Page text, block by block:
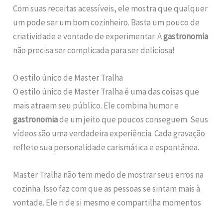
Com suas receitas acessíveis, ele mostra que qualquer
um pode ser um bom cozinheiro. Basta um pouco de
criatividade e vontade de experimentar. Agastronomia
não precisa ser complicada para ser deliciosa!
O estilo único de Master Tralha
O estilo único de Master Tralha é uma das coisas que
mais atraem seu público. Ele combina humor e
gastronomiade um jeito que poucos conseguem. Seus
vídeos são uma verdadeira experiência. Cada gravação
reflete sua personalidade carismática e espontânea.
Master Tralha não tem medo de mostrar seus erros na
cozinha. Isso faz com que as pessoas se sintam mais à
vontade. Ele ri de si mesmo e compartilha momentos